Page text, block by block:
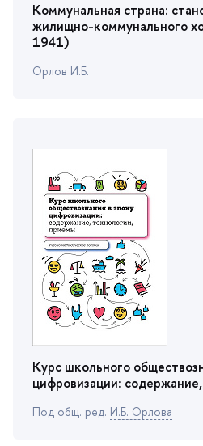
Коммунальная страна:
жилищно-коммунального
1941)
Орлов И.Б.
Курс школьного
цифровизации:
Под общ. ред. И.Б. Орлова